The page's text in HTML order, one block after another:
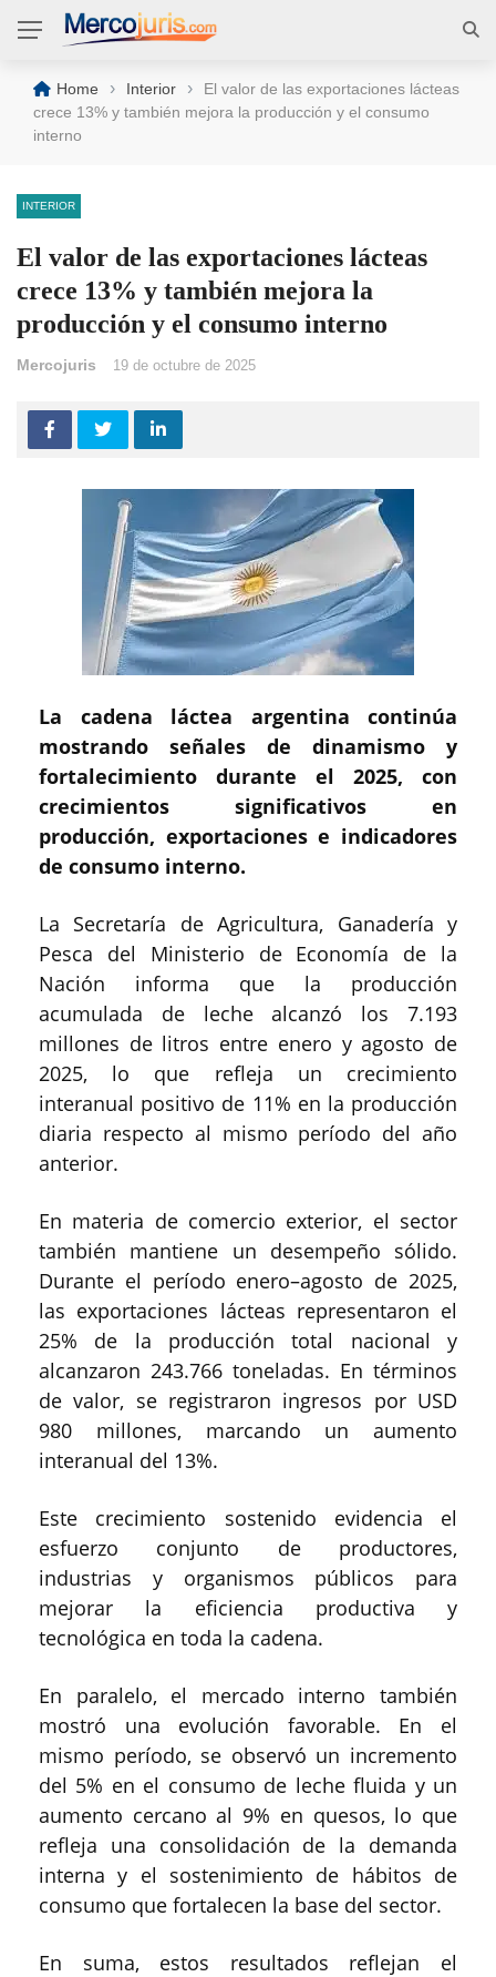
Home › Interior ›
El valor de las exportaciones lácteas
crece 13% y también mejora la producción y el consumo
interno
INTERIOR
El valor de las exportaciones lácteas
crece 13% y también mejora la
producción y el consumo interno
Mercojuris 19 de octubre de 2025
La cadena láctea argentina continúa
mostrando señales de dinamismo y
fortalecimiento durante el 2025, con
crecimientos significativos en
producción, exportaciones e indicadores
de consumo interno.
La Secretaría de Agricultura, Ganadería y
Pesca del Ministerio de Economía de la
Nación informa que la producción
acumulada de leche alcanzó los 7.193
millones de litros entre enero y agosto de
2025, lo que refleja un crecimiento
interanual positivo de 11% en la producción
diaria respecto al mismo período del año
anterior.
En materia de comercio exterior, el sector
también mantiene un desempeño sólido.
Durante el período enero–agosto de 2025,
las exportaciones lácteas representaron el
25% de la producción total nacional y
alcanzaron 243.766 toneladas. En términos
de valor, se registraron ingresos por USD
980 millones, marcando un aumento
interanual del 13%.
Este crecimiento sostenido evidencia el
esfuerzo conjunto de productores,
industrias y organismos públicos para
mejorar la eficiencia productiva y
tecnológica en toda la cadena.
En paralelo, el mercado interno también
mostró una evolución favorable. En el
mismo período, se observó un incremento
del 5% en el consumo de leche fluida y un
aumento cercano al 9% en quesos, lo que
refleja una consolidación de la demanda
interna y el sostenimiento de hábitos de
consumo que fortalecen la base del sector.
En suma, estos resultados reflejan el